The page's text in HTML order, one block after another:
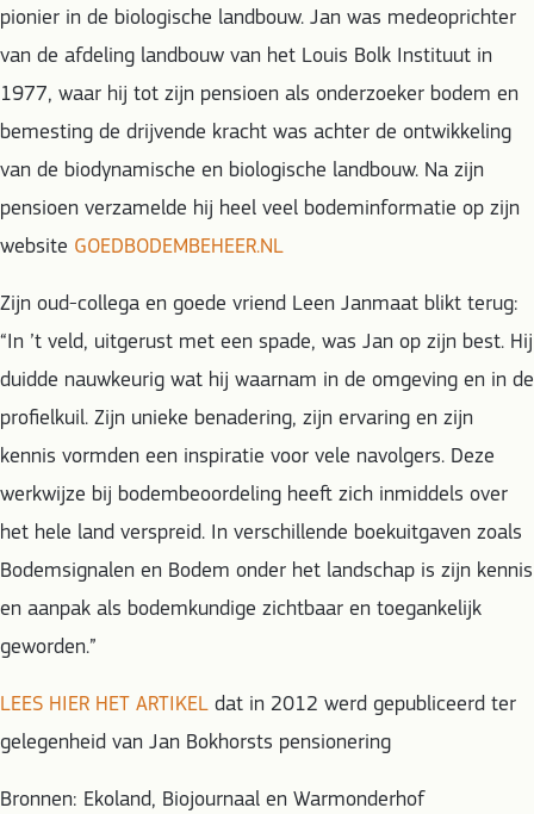
pionier in de biologische landbouw. Jan was medeoprichter
van de afdeling landbouw van het Louis Bolk Instituut in
1977, waar hij tot zijn pensioen als onderzoeker bodem en
bemesting de drijvende kracht was achter de ontwikkeling
van de biodynamische en biologische landbouw. Na zijn
pensioen verzamelde hij heel veel bodeminformatie op zijn
website GOEDBODEMBEHEER.NL
Zijn oud-collega en goede vriend Leen Janmaat blikt terug:
“In ’t veld, uitgerust met een spade, was Jan op zijn best. Hij
duidde nauwkeurig wat hij waarnam in de omgeving en in de
profielkuil. Zijn unieke benadering, zijn ervaring en zijn
kennis vormden een inspiratie voor vele navolgers. Deze
werkwijze bij bodembeoordeling heeft zich inmiddels over
het hele land verspreid. In verschillende boekuitgaven zoals
Bodemsignalen en Bodem onder het landschap is zijn kennis
en aanpak als bodemkundige zichtbaar en toegankelijk
geworden.”
LEES HIER HET ARTIKEL dat in 2012 werd gepubliceerd ter
gelegenheid van Jan Bokhorsts pensionering
Bronnen: Ekoland, Biojournaal en Warmonderhof